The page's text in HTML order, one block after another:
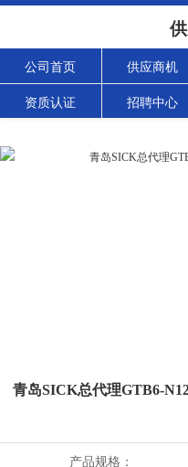
公司首页 供应商机
资质认证 招聘中心
青岛SICK总代理GTB6-
产品规格：